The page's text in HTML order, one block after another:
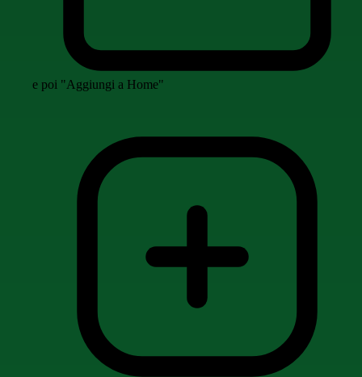
e poi "Aggiungi a Home"